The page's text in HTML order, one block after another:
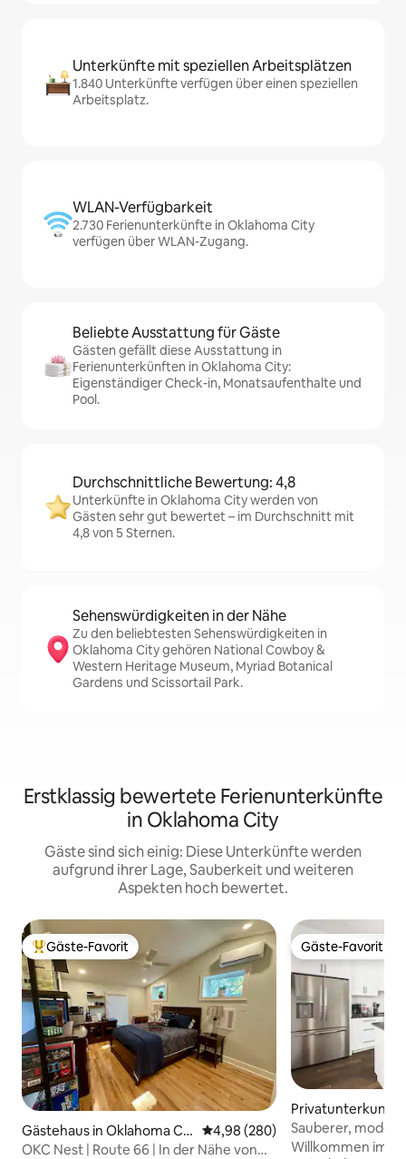
Unterkünfte mit speziellen Arbeitsplätzen
1.840 Unterkünfte verfügen über einen speziellen
Arbeitsplatz.
WLAN-Verfügbarkeit
2.730 Ferienunterkünfte in Oklahoma City
verfügen über WLAN-Zugang.
Beliebte Ausstattung für Gäste
Gästen gefällt diese Ausstattung in
Ferienunterkünften in Oklahoma City:
Eigenständiger Check-in, Monatsaufenthalte und
Pool.
Durchschnittliche Bewertung: 4,8
Unterkünfte in Oklahoma City werden von
Gästen sehr gut bewertet – im Durchschnitt mit
4,8 von 5 Sternen.
Sehenswürdigkeiten in der Nähe
Zu den beliebtesten Sehenswürdigkeiten in
Oklahoma City gehören National Cowboy &
Western Heritage Museum, Myriad Botanical
Gardens und Scissortail Park.
Erstklassig bewertete Ferienunterkünfte
in Oklahoma City
Gäste sind sich einig: Diese Unterkünfte werden
aufgrund ihrer Lage, Sauberkeit und weiteren
Aspekten hoch bewertet.
Beliebter Gäste-Favorit.
Gäste-Favorit
Gästehaus in Oklahoma Cit
y
Durchschnittliche Bewertung:
4,98 (280)
OKC Nest | Route 66 | In der Nähe von
Gäste-Favorit
Gäste-Favorit
Privatunterkunft
ma City
Sauberer,
- Neubau in OKC!
Willkommen im